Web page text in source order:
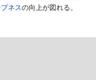
ネスの向上が図れる。